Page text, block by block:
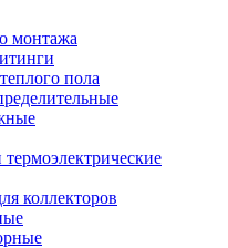
монтажа
пола
коллекторов